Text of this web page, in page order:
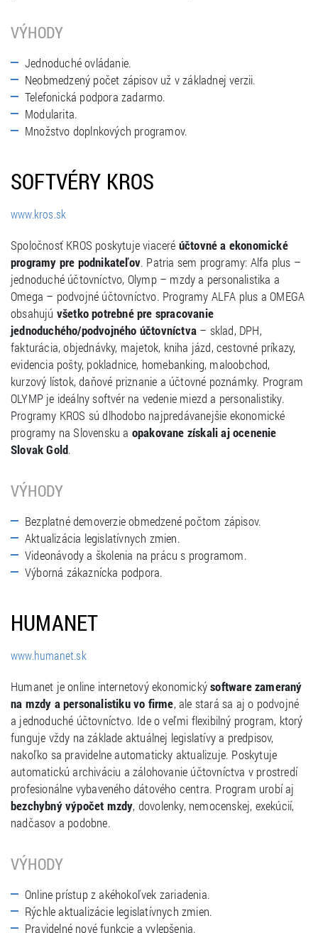
VÝHODY
Jednoduché ovládanie.
Neobmedzený počet zápisov už v základnej verzii.
Telefonická podpora zadarmo.
Modularita.
Množstvo doplnkových programov.
SOFTVÉRY KROS
www.kros.sk
Spoločnosť KROS poskytuje viaceré účtovné a ekonomické
programy pre podnikateľov. Patria sem programy: Alfa plus –
jednoduché účtovníctvo, Olymp – mzdy a personalistika a
Omega – podvojné účtovníctvo. Programy ALFA plus a OMEGA
obsahujú všetko potrebné pre spracovanie
jednoduchého/podvojného účtovníctva – sklad, DPH,
fakturácia, objednávky, majetok, kniha jázd, cestovné príkazy,
evidencia pošty, pokladnice, homebanking, maloobchod,
kurzový lístok, daňové priznanie a účtovné poznámky. Program
OLYMP je ideálny softvér na vedenie miezd a personalistiky.
Programy KROS sú dlhodobo najpredávanejšie ekonomické
programy na Slovensku a opakovane získali aj ocenenie
Slovak Gold.
VÝHODY
Bezplatné demoverzie obmedzené počtom zápisov.
Aktualizácia legislatívnych zmien.
Videonávody a školenia na prácu s programom.
Výborná zákaznícka podpora.
HUMANET
www.humanet.sk
Humanet je online internetový ekonomickýsoftware zameraný
na mzdy a personalistiku vo firme, ale stará sa aj o podvojné
a jednoduché účtovníctvo. Ide o veľmi flexibilný program, ktorý
funguje vždy na základe aktuálnej legislatívy a predpisov,
nakoľko sa pravidelne automaticky aktualizuje. Poskytuje
automatickú archiváciu a zálohovanie účtovníctva v prostredí
profesionálne vybaveného dátového centra. Program urobí aj
bezchybný výpočet mzdy, dovolenky, nemocenskej, exekúcií,
nadčasov a podobne.
VÝHODY
Online prístup z akéhokoľvek zariadenia.
Rýchle aktualizácie legislatívnych zmien.
Pravidelné nové funkcie a vylepšenia.